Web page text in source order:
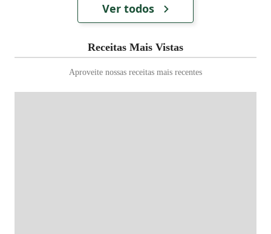
Ver todos
Receitas Mais Vistas
Aproveite nossas receitas mais recentes